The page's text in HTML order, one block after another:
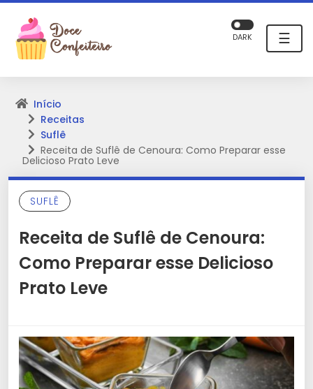
☰
DARK
Início
Receitas
Suflê
Receita de Suflê de Cenoura: Como Preparar esse
Delicioso Prato Leve
SUFLÊ
Receita de Suflê de Cenoura:
Como Preparar esse Delicioso
Prato Leve